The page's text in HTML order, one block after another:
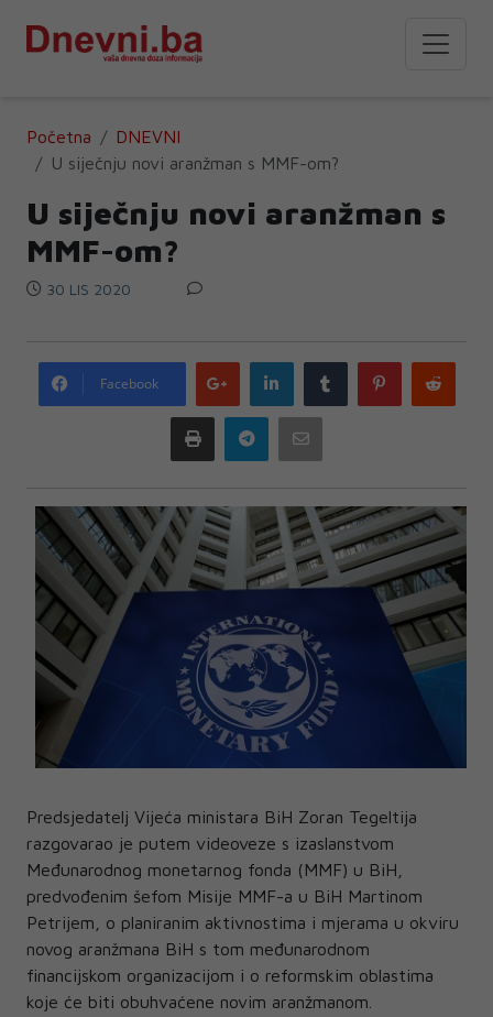
Početna
DNEVNI
U siječnju novi aranžman s MMF-om?
U siječnju novi aranžman s
MMF-om?
30 LIS 2020
Facebook
Google
plus
LinkedIn Tumblr Pinterest
Print Telegram
Predsjedatelj Vijeća ministara BiH Zoran Tegeltija
razgovarao je putem videoveze s izaslanstvom
Međunarodnog monetarnog fonda (MMF) u BiH,
predvođenim šefom Misije MMF-a u BiH Martinom
Petrijem, o planiranim aktivnostima i mjerama u okviru
novog aranžmana BiH s tom međunarodnom
financijskom organizacijom i o reformskim oblastima
koje će biti obuhvaćene novim aranžmanom.